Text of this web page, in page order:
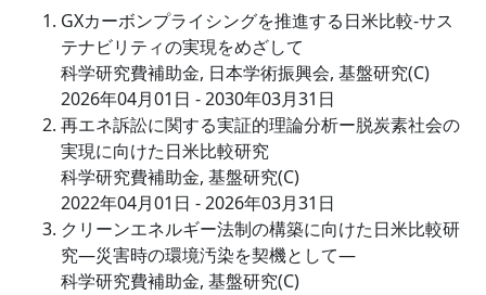
GXカーボンプライシングを推進する日米比較-サス
テナビリティの実現をめざして
科学研究費補助金, 日本学術振興会, 基盤研究(C)
2026年04月01日 - 2030年03月31日
再エネ訴訟に関する実証的理論分析ー脱炭素社会の
実現に向けた日米比較研究
科学研究費補助金, 基盤研究(C)
2022年04月01日 - 2026年03月31日
クリーンエネルギー法制の構築に向けた日米比較研
究―災害時の環境汚染を契機として―
科学研究費補助金, 基盤研究(C)